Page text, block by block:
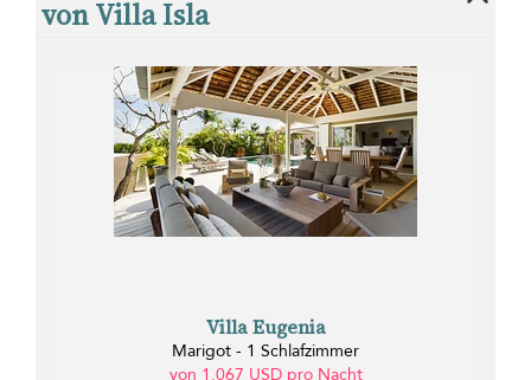
von Villa Isla
Villa Eugenia
Marigot - 1 Schlafzimmer
von 1.067 USD pro Nacht